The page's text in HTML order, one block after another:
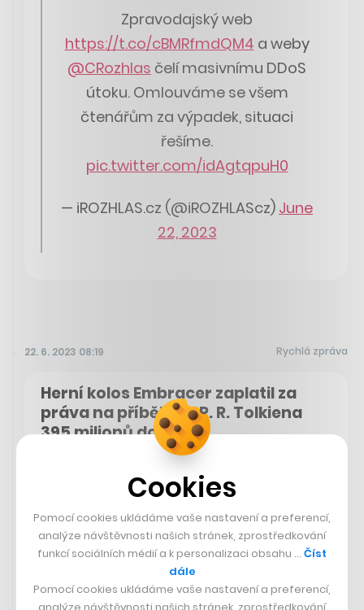
Zpravodajský web
https://t.co/cBMRfmdQM4 a weby
@CRozhlas čelí masivnímu DDoS
útoku. Omlouváme se všem
čtenářům za výpadek, situaci
řešíme.
pic.twitter.com/idAgtqpuH0
— iROZHLAS.cz (@iROZHLAScz) June
22, 2023
22. 6. 2023 08:19 Rychlá zpráva
Herní kolos Embracer zaplatil za
práva na příběhy J. R. R. Tolkiena
395 milionů dolarů
Embracer Group práva na Pána prstenů a Hobita, byla to
velká zpráva. A čile se spekulovalo o tom, kolik za ně
firma, jež měla v plánu vytvářet podle nich hry, ale
zmiňovala i možnost filmů o jednotlivých postavách a
získala například i dohled nad merchandisingem a
dalšími aspekty, zaplatila. Mluvilo se o dvou miliardách
dolarů, teď se ale ukázalo, že to bylo o „dost méně“ a
Švédové nejspíš uzavřeli opravdu výhodný obchod –
Cookies
Pomocí cookies ukládáme vaše nastavení a preferencí,
analýze návštěvnosti našich stránek, zprostředkování
funkcí sociálních médií a k personalizaci obsahu … Číst
dále
Pomocí cookies ukládáme vaše nastavení a preferencí,